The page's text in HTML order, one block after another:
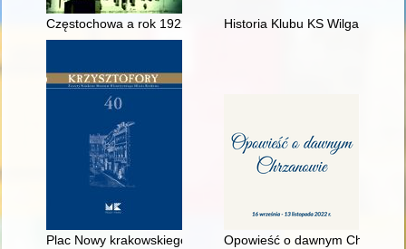
Częstochowa a rok 1922 Historia Klubu KS Wilga
Plac Nowy krakowskiego Kazimierza : zapis historii od XIV
Opowieść o dawnym